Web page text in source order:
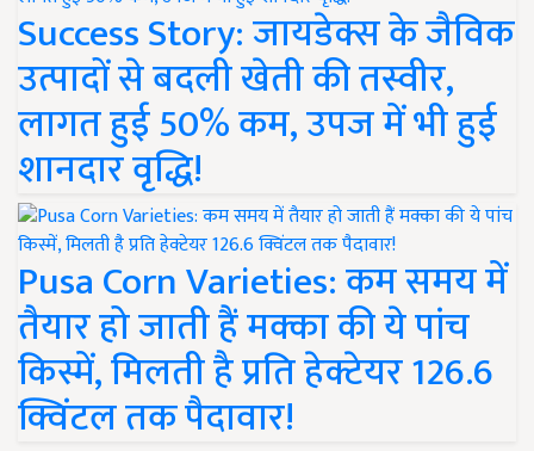
Success Story: जायडेक्स के जैविक
उत्पादों से बदली खेती की तस्वीर,
लागत हुई 50% कम, उपज में भी हुई
शानदार वृद्धि!
Pusa Corn Varieties: कम समय में
तैयार हो जाती हैं मक्का की ये पांच
किस्में, मिलती है प्रति हेक्टेयर 126.6
क्विंटल तक पैदावार!